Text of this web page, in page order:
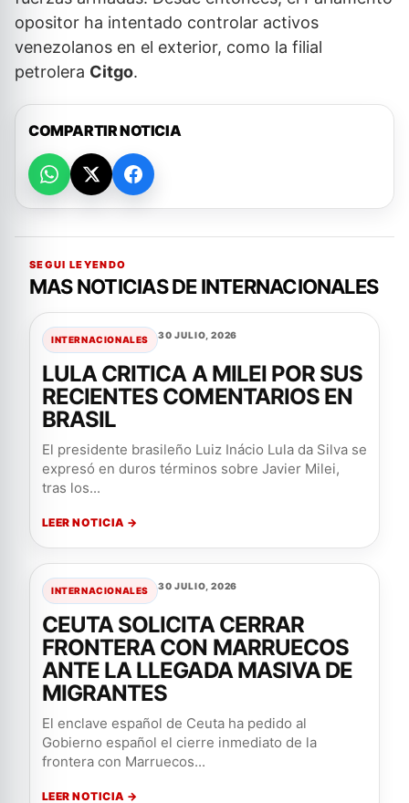
opositor ha intentado controlar activos
venezolanos en el exterior, como la filial
petrolera Citgo.
COMPARTIR NOTICIA
SEGUI LEYENDO
MAS NOTICIAS DE INTERNACIONALES
INTERNACIONALES 30 JULIO, 2026
LULA CRITICA A MILEI POR SUS
RECIENTES COMENTARIOS EN
BRASIL
El presidente brasileño Luiz Inácio Lula da Silva se
expresó en duros términos sobre Javier Milei,
tras los...
LEER NOTICIA →
INTERNACIONALES 30 JULIO, 2026
CEUTA SOLICITA CERRAR
FRONTERA CON MARRUECOS
ANTE LA LLEGADA MASIVA DE
MIGRANTES
El enclave español de Ceuta ha pedido al
Gobierno español el cierre inmediato de la
frontera con Marruecos...
LEER NOTICIA →